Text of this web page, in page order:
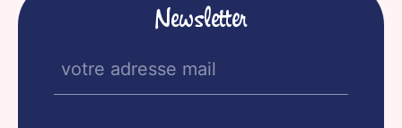
Newsletter
E-
mail